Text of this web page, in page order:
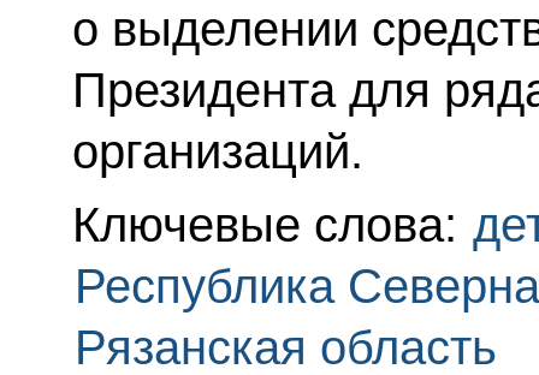
о выделении
Президента для
организаций.
Ключевые слова:
Республика
Рязанская область